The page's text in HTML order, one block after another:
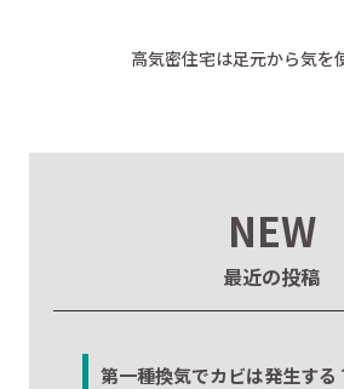
高気密住宅は足元から気を
NEW
最近の投稿
第一種換気でカビは発生する